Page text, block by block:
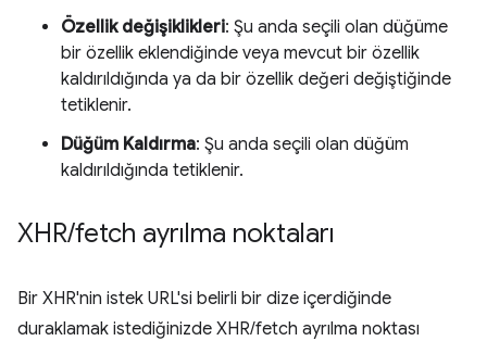
Özellik değişiklikleri: Şu anda seçili olan düğüme
bir özellik eklendiğinde veya mevcut bir özellik
kaldırıldığında ya da bir özellik değeri değiştiğinde
tetiklenir.
Düğüm Kaldırma: Şu anda seçili olan düğüm
kaldırıldığında tetiklenir.
XHR/fetch ayrılma noktaları
Bir XHR'nin istek URL'si belirli bir dize içerdiğinde
duraklamak istediğinizde XHR/fetch ayrılma noktası